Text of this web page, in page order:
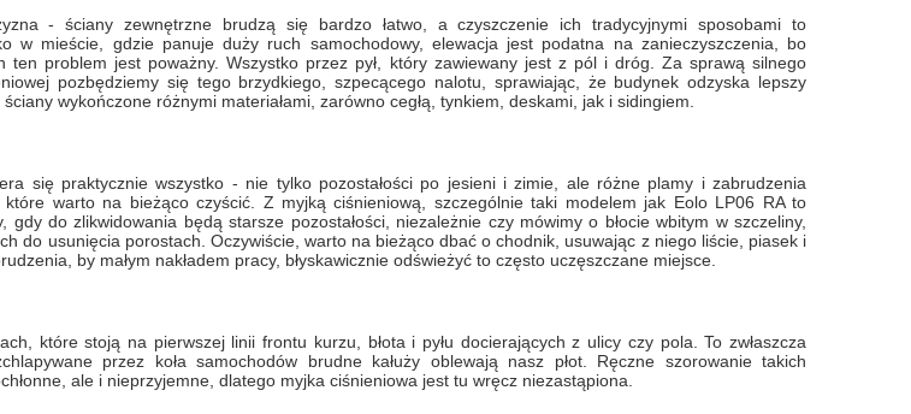
- ściany zewnętrzne brudzą się bardzo łatwo, a czyszczenie ich tradycyjnymi sposobami to
w mieście, gdzie panuje duży ruch samochodowy, elewacja jest podatna na zanieczyszczenia, bo
ten problem jest poważny. Wszystko przez pył, który zawiewany jest z pól i dróg. Za sprawą silnego
pozbędziemy się tego brzydkiego, szpecącego nalotu, sprawiając, że budynek odzyska lepszy
wykończone różnymi materiałami, zarówno cegłą, tynkiem, deskami, jak i sidingiem.
się praktycznie wszystko - nie tylko pozostałości po jesieni i zimie, ale różne plamy i zabrudzenia
które warto na bieżąco czyścić. Z myjką ciśnieniową, szczególnie taki modelem jak Eolo LP06 RA to
gdy do zlikwidowania będą starsze pozostałości, niezależnie czy mówimy o błocie wbitym w szczeliny,
do usunięcia porostach. Oczywiście, warto na bieżąco dbać o chodnik, usuwając z niego liście, piasek i
by małym nakładem pracy, błyskawicznie odświeżyć to często uczęszczane miejsce.
które stoją na pierwszej linii frontu kurzu, błota i pyłu docierających z ulicy czy pola. To zwłaszcza
przez koła samochodów brudne kałuży oblewają nasz płot. Ręczne szorowanie takich
ale i nieprzyjemne, dlatego myjka ciśnieniowa jest tu wręcz niezastąpiona.